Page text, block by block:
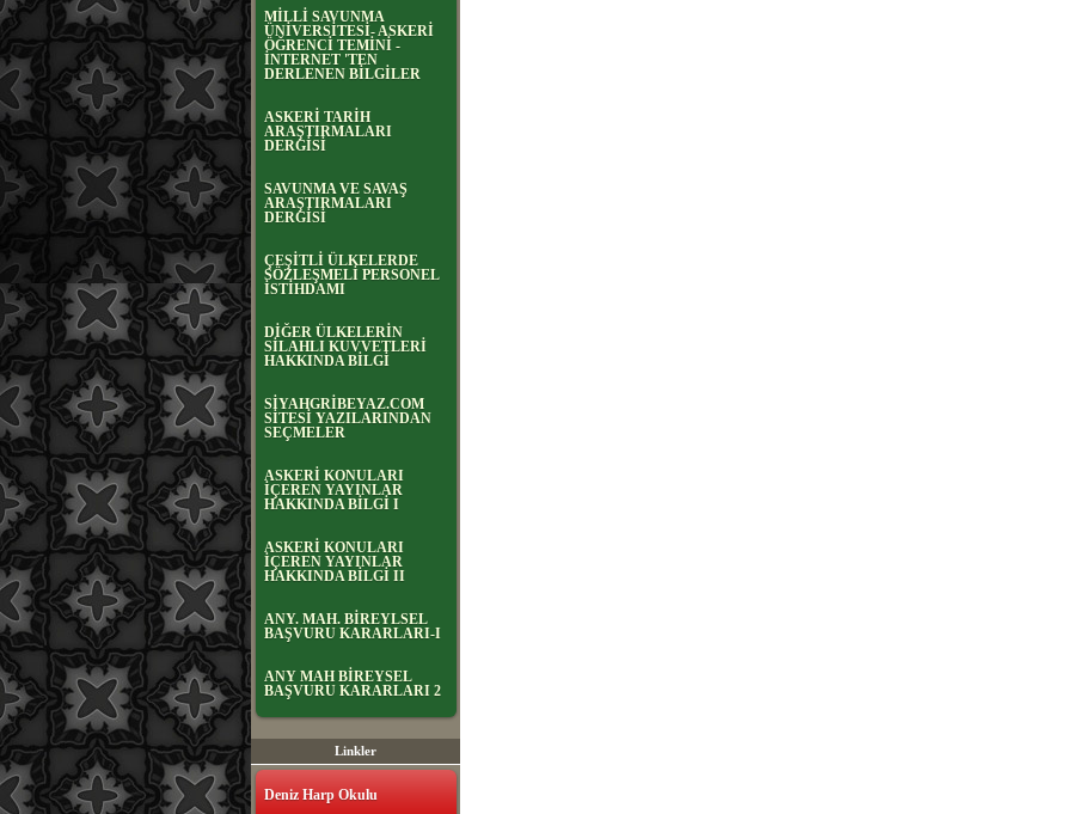
MİLLİ SAVUNMA
ÜNİVERSİTESİ- ASKERİ
ÖĞRENCİ TEMİNİ -
İNTERNET 'TEN
DERLENEN BİLGİLER
ASKERİ TARİH
ARAŞTIRMALARI
DERGİSİ
SAVUNMA VE SAVAŞ
ARAŞTIRMALARI
DERGİSİ
ÇEŞİTLİ ÜLKELERDE
SÖZLEŞMELİ PERSONEL
İSTİHDAMI
DİĞER ÜLKELERİN
SİLAHLI KUVVETLERİ
HAKKINDA BİLGİ
SİYAHGRİBEYAZ.COM
SİTESİ YAZILARINDAN
SEÇMELER
ASKERİ KONULARI
İÇEREN YAYINLAR
HAKKINDA BİLGİ I
ASKERİ KONULARI
İÇEREN YAYINLAR
HAKKINDA BİLGİ II
ANY. MAH. BİREYLSEL
BAŞVURU KARARLARI-I
ANY MAH BİREYSEL
BAŞVURU KARARLARI 2
Linkler
Deniz Harp Okulu